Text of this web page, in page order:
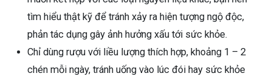
tìm hiểu thật kỹ để tránh xảy ra hiện tượng ngộ độc,
phản tác dụng gây ảnh hưởng xấu tới sức khỏe.
Chỉ dùng rượu với liều lượng thích hợp, khoảng 1 – 2
chén mỗi ngày, tránh uống vào lúc đói hay sức khỏe